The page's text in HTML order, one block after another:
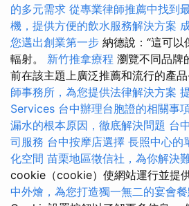
的多元需求 從專業律師推薦中找到
機，提供方便的飲水服務解決方案
您邁出創業第一步 納德說：“這可
輻射。 新竹推拿療程 瀏覽不同品牌
前在該主題上廣泛推薦和流行的產
師事務所，為您提供法律解決方案
Services 台中辦理台胞證的相關事
漏水的根本原因，徹底解決問題 台
司服務 台中按摩店選擇 長照中心的
化空間 苗栗地區徵信社，為你解決
cookie（cookie）使網站運行並提
中外燴，為您打造獨一無二的宴會